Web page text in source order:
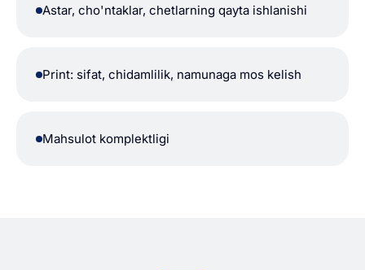
Astar, cho'ntaklar, chetlarning qayta ishlanishi
Print: sifat, chidamlilik, namunaga mos kelish
Mahsulot komplektligi